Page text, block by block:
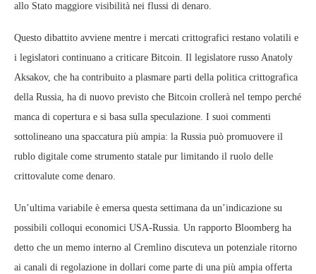
allo Stato maggiore visibilità nei flussi di denaro.
Questo dibattito avviene mentre i mercati crittografici restano volatili e
i legislatori continuano a criticare Bitcoin. Il legislatore russo Anatoly
Aksakov, che ha contribuito a plasmare parti della politica crittografica
della Russia, ha di nuovo previsto che Bitcoin crollerà nel tempo perché
manca di copertura e si basa sulla speculazione. I suoi commenti
sottolineano una spaccatura più ampia: la Russia può promuovere il
rublo digitale come strumento statale pur limitando il ruolo delle
crittovalute come denaro.
Un’ultima variabile è emersa questa settimana da un’indicazione su
possibili colloqui economici USA-Russia. Un rapporto Bloomberg ha
detto che un memo interno al Cremlino discuteva un potenziale ritorno
ai canali di regolazione in dollari come parte di una più ampia offerta